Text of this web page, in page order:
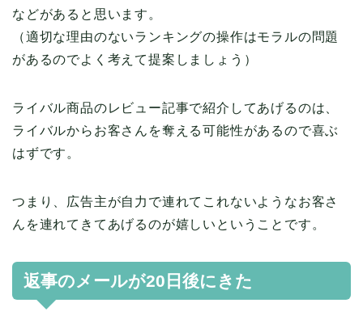
などがあると思います。
（適切な理由のないランキングの操作はモラルの問題
があるのでよく考えて提案しましょう）
ライバル商品のレビュー記事で紹介してあげるのは、
ライバルからお客さんを奪える可能性があるので喜ぶ
はずです。
つまり、広告主が自力で連れてこれないようなお客さ
んを連れてきてあげるのが嬉しいということです。
返事のメールが20日後にきた